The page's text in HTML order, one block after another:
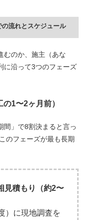
の流れとスケジュール
むのか、施主（あな
に沿って3つのフェーズ
1〜2ヶ月前）
間」で8割決まると言っ
のフェーズが最も長期
見積もり（約2〜
）に現地調査を